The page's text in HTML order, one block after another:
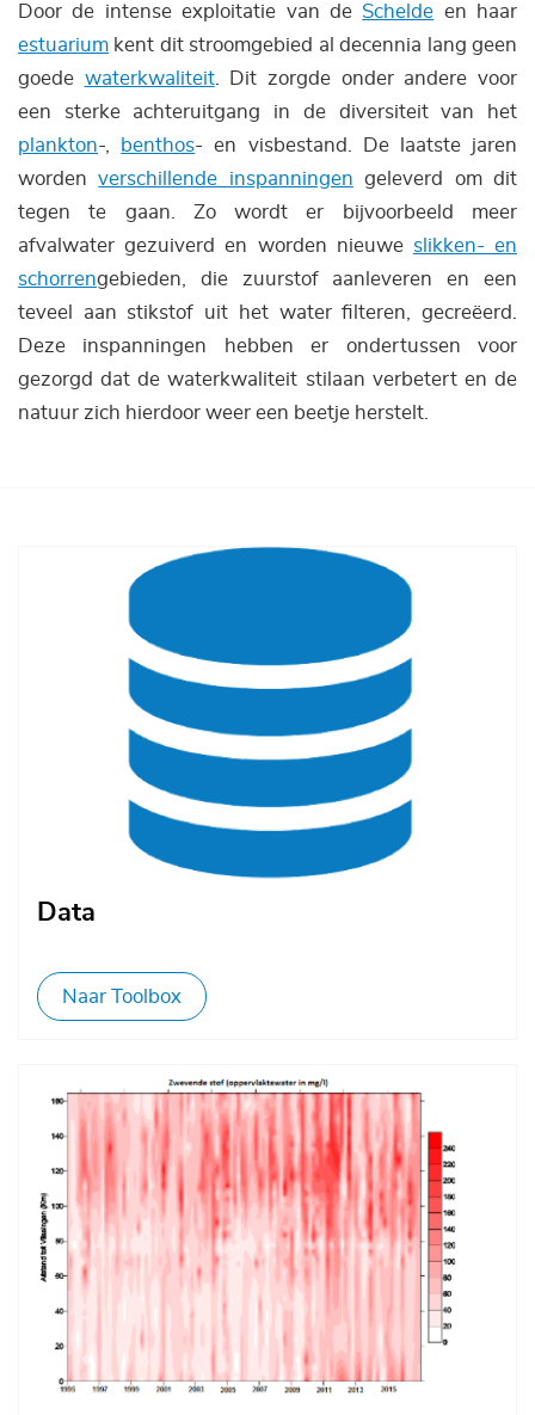
Door de intense exploitatie van de Schelde en haar
estuarium kent dit stroomgebied al decennia lang geen
goede waterkwaliteit. Dit zorgde onder andere voor
een sterke achteruitgang in de diversiteit van het
plankton-, benthos- en visbestand. De laatste jaren
wordenverschillende inspanningen geleverd om dit
tegen te gaan. Zo wordt er bijvoorbeeld meer
afvalwater gezuiverd en worden nieuwe slikken- en
schorrengebieden, die zuurstof aanleveren en een
teveel aan stikstof uit het water filteren, gecreëerd.
Deze inspanningen hebben er ondertussen voor
gezorgd dat de waterkwaliteit stilaan verbetert en de
natuur zich hierdoor weer een beetje herstelt.
Data
Naar Toolbox